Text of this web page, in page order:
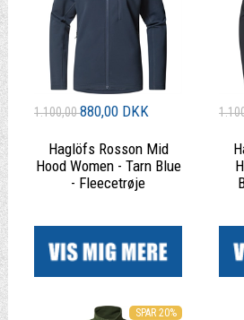
1.100,00880,00 DKK
Haglöfs Rosson Mid
Hood Women - Tarn Blue
- Fleecetrøje
SPAR 20%